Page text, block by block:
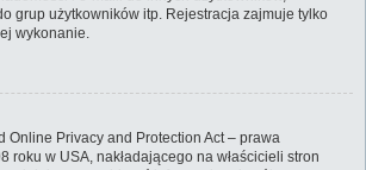
grup użytkowników itp. Rejestracja zajmuje tylko
wykonanie.
Online Privacy and Protection Act – prawa
roku w USA, nakładającego na właścicieli stron